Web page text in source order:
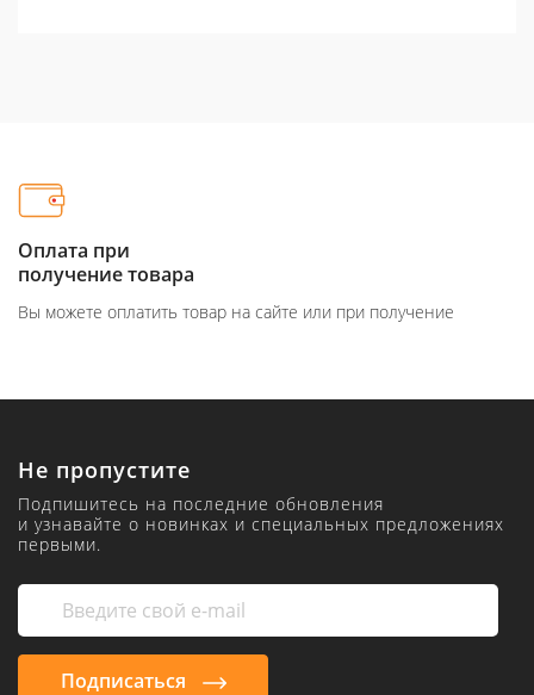
Оплата при
получение товара
Вы можете оплатить товар на сайте или при получение
Не пропустите
Подпишитесь на последние обновления
и узнавайте о новинках и специальных предложениях
первыми.
Подписаться